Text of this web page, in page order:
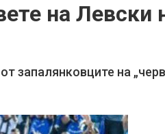
на Левски
запалянковците на